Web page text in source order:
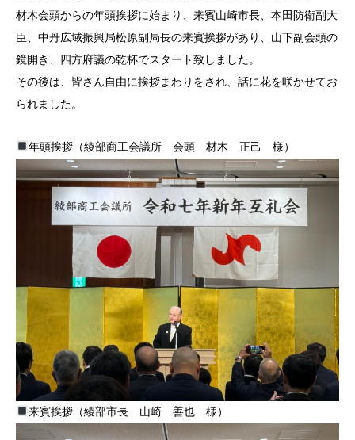
材木会頭からの年頭挨拶に始まり、来賓山崎市長、本田防衛副大
臣、中丹広域振興局松原副局長の来賓挨拶があり、山下副会頭の
鏡開き、四方府議の乾杯でスタート致しました。
その後は、皆さん自由に挨拶まわりをされ、話に花を咲かせてお
られました。
年頭挨拶（綾部商工会議所 会頭 材木 正己 様）
来賓挨拶（綾部市長 山崎 善也 様）